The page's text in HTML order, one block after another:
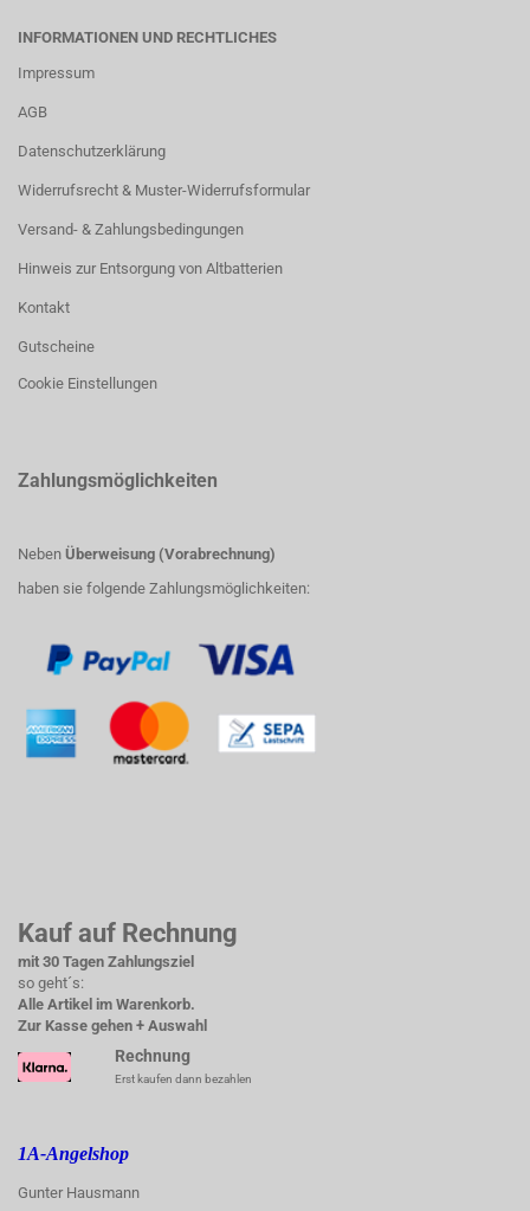
INFORMATIONEN UND RECHTLICHES
Impressum
AGB
Datenschutzerklärung
Widerrufsrecht & Muster-Widerrufsformular
Versand- & Zahlungsbedingungen
Hinweis zur Entsorgung von Altbatterien
Kontakt
Gutscheine
Cookie Einstellungen
Zahlungsmöglichkeiten
Neben Überweisung (Vorabrechnung)
haben sie folgende Zahlungsmöglichkeiten:
Kauf auf Rechnung
mit 30 Tagen Zahlungsziel
so geht´s:
Alle Artikel im Warenkorb.
Zur Kasse gehen + Auswahl
Rechnung
Erst kaufen dann bezahlen
1A-Angelshop
Gunter Hausmann